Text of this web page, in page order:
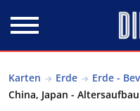
Karten Erde Erde -
China, Japan -